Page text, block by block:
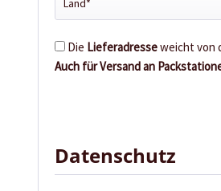
Die Lieferadresseweicht von
Auch für Versand an
Datenschutz